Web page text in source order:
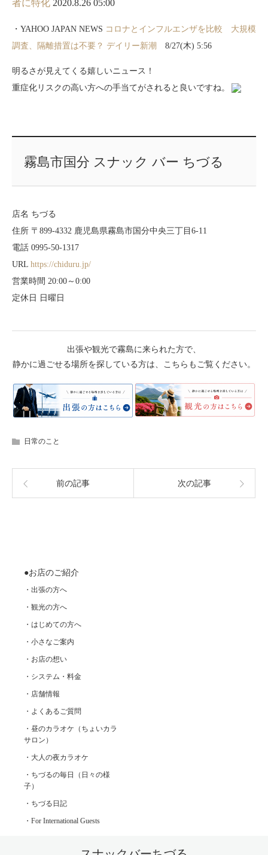
者に特化 2020.8.26 05:00
・YAHOO JAPAN NEWS コロナとインフルエンザを比較 大規模
調査、隔離措置は不要？ デイリー新潮 8/27(木) 5:56
明るさが見えてくる嬉しいニュース！
重症化リスクの高い方への手当てがされると良いですね。
霧島市国分 スナック バー ちづる
店名 ちづる
住所 〒899-4332 鹿児島県霧島市国分中央三丁目6-11
電話 0995-50-1317
URL https://chiduru.jp/
営業時間 20:00～0:00
定休日 日曜日
出張や観光で霧島に来られた方で、
静かに過ごせる場所を探している方は、こちらもご覧ください。
日常のこと
前の記事 次の記事
●お店のご紹介
・出張の方へ
・観光の方へ
・はじめての方へ
・小さなご案内
・お店の想い
・システム・料金
・店舗情報
・よくあるご質問
・昼のカラオケ（ちょいカラ
サロン）
・大人の夜カラオケ
・ちづるの毎日（日々の様
子）
・ちづる日記
・For International Guests